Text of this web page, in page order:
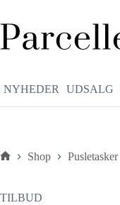
indhold
NYHEDER UDSALG
Shop Pusletasker
TILBUD